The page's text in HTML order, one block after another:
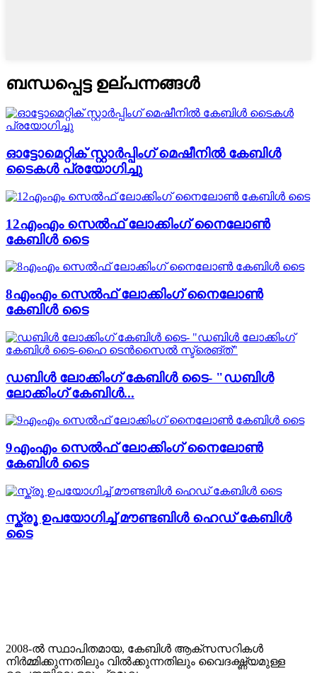
ബന്ധപ്പെട്ട ഉല്പന്നങ്ങൾ
ഓട്ടോമെറ്റിക് സ്റ്റാർപ്പിംഗ് മെഷീനിൽ കേബിൾ
ടൈകൾ പ്രയോഗിച്ചു
12എംഎം സെൽഫ് ലോക്കിംഗ് നൈലോൺ
കേബിൾ ടൈ
8എംഎം സെൽഫ് ലോക്കിംഗ് നൈലോൺ
കേബിൾ ടൈ
ഡബിൾ ലോക്കിംഗ് കേബിൾ ടൈ- "ഡബിൾ
ലോക്കിംഗ് കേബിൾ...
9എംഎം സെൽഫ് ലോക്കിംഗ് നൈലോൺ
കേബിൾ ടൈ
സ്ക്രൂ ഉപയോഗിച്ച് മൗണ്ടബിൾ ഹെഡ് കേബിൾ
ടൈ
2008-ൽ സ്ഥാപിതമായ, കേബിൾ ആക്‌സസറികൾ
നിർമ്മിക്കുന്നതിലും വിൽക്കുന്നതിലും വൈദഗ്ദ്ധ്യമുള്ള